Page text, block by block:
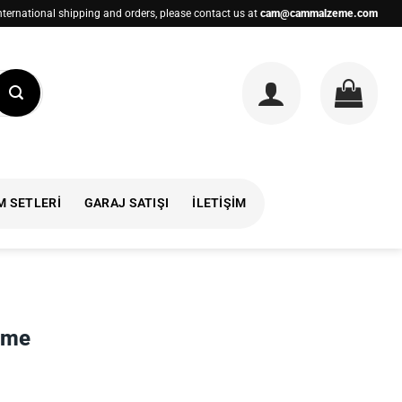
shipping and orders, please contact us at cam@cammalzeme.com
SETLERI GARAJ SATIŞI İLETIŞIM